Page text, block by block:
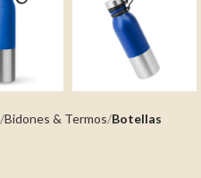
Bidones & Termos Botellas